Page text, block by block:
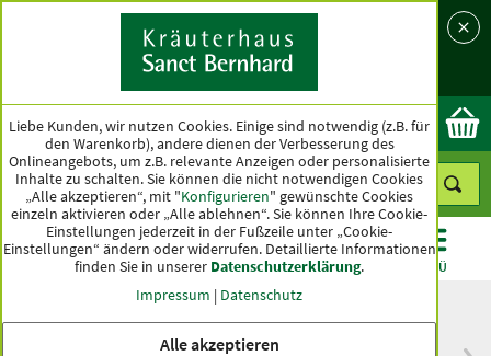
Land
Ok
KATEGORIEN ANGEBOTE TOPSELLER MENÜ
Liebe Kunden, wir nutzen Cookies. Einige sind notwendig (z.B. für
den Warenkorb), andere dienen der Verbesserung des
Onlineangebots, um z.B. relevante Anzeigen oder personalisierte
Inhalte zu schalten. Sie können die nicht notwendigen Cookies
„Alle akzeptieren“, mit "Konfigurieren" gewünschte Cookies
einzeln aktivieren oder „Alle ablehnen“. Sie können Ihre Cookie-
Einstellungen jederzeit in der Fußzeile unter „Cookie-
Einstellungen“ ändern oder widerrufen. Detaillierte Informationen
finden Sie in unserer Datenschutzerklärung.
Impressum | Datenschutz
Alle akzeptieren